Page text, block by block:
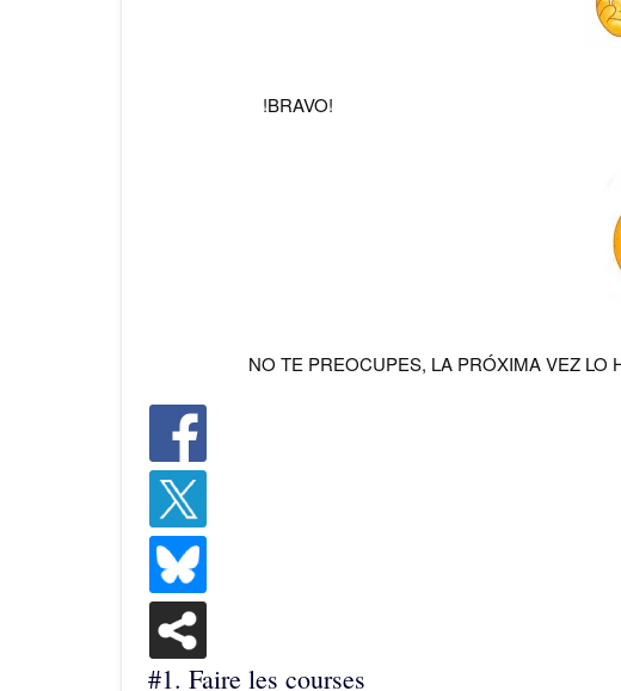
!BRAVO!
NO TE PREOCUPES, LA PRÓXIMA VEZ LO
#1. Faire les courses